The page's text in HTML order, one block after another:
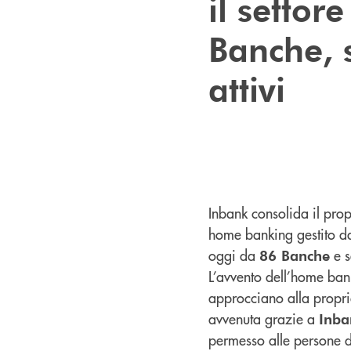
attivi
Inbank consolida il
home banking gestito
oggi da 86 Banche e
L’avvento dell’home
approcciano alla
avvenuta grazie a
permesso alle